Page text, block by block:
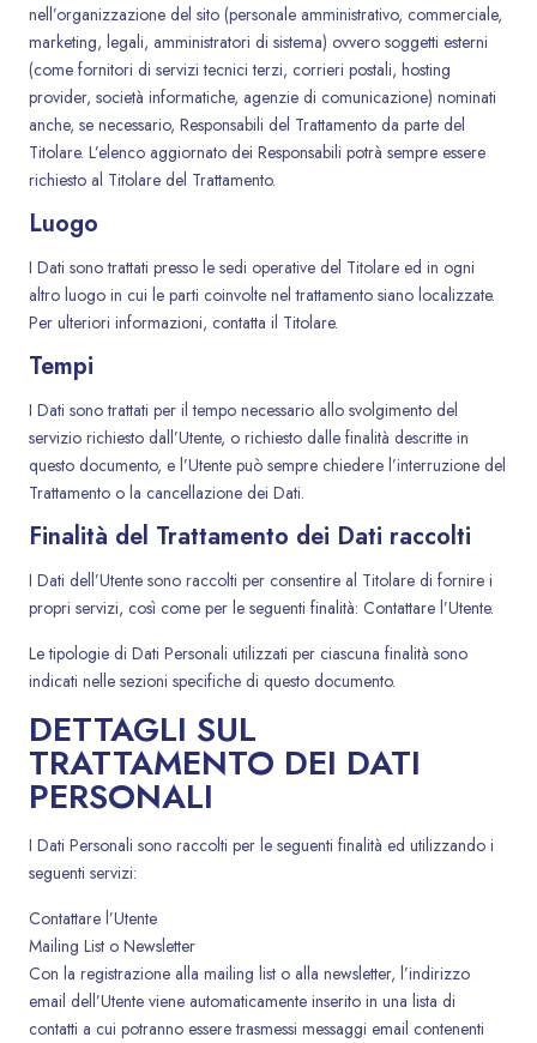
nell’organizzazione del sito (personale amministrativo, commerciale,
marketing, legali, amministratori di sistema) ovvero soggetti esterni
(come fornitori di servizi tecnici terzi, corrieri postali, hosting
provider, società informatiche, agenzie di comunicazione) nominati
anche, se necessario, Responsabili del Trattamento da parte del
Titolare. L’elenco aggiornato dei Responsabili potrà sempre essere
richiesto al Titolare del Trattamento.
Luogo
I Dati sono trattati presso le sedi operative del Titolare ed in ogni
altro luogo in cui le parti coinvolte nel trattamento siano localizzate.
Per ulteriori informazioni, contatta il Titolare.
Tempi
I Dati sono trattati per il tempo necessario allo svolgimento del
servizio richiesto dall’Utente, o richiesto dalle finalità descritte in
questo documento, e l’Utente può sempre chiedere l’interruzione del
Trattamento o la cancellazione dei Dati.
Finalità del Trattamento dei Dati raccolti
I Dati dell’Utente sono raccolti per consentire al Titolare di fornire i
propri servizi, così come per le seguenti finalità: Contattare l’Utente.
Le tipologie di Dati Personali utilizzati per ciascuna finalità sono
indicati nelle sezioni specifiche di questo documento.
DETTAGLI SUL
TRATTAMENTO DEI DATI
PERSONALI
I Dati Personali sono raccolti per le seguenti finalità ed utilizzando i
seguenti servizi:
Contattare l’Utente
Mailing List o Newsletter
Con la registrazione alla mailing list o alla newsletter, l’indirizzo
email dell’Utente viene automaticamente inserito in una lista di
contatti a cui potranno essere trasmessi messaggi email contenenti